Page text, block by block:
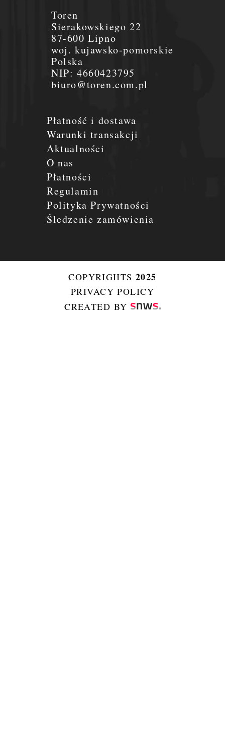
Płatność i dostawa
Warunki transakcji
Aktualności
O nas
Płatności
Regulamin
Polityka Prywatności
Śledzenie zamówienia
Toren
Sierakowskiego 22
87-600 Lipno
woj. kujawsko-pomorskie
Polska
NIP:4660423795
biuro@toren.com.pl
COPYRIGHTS 2025
PRIVACY POLICY
CREATED BY